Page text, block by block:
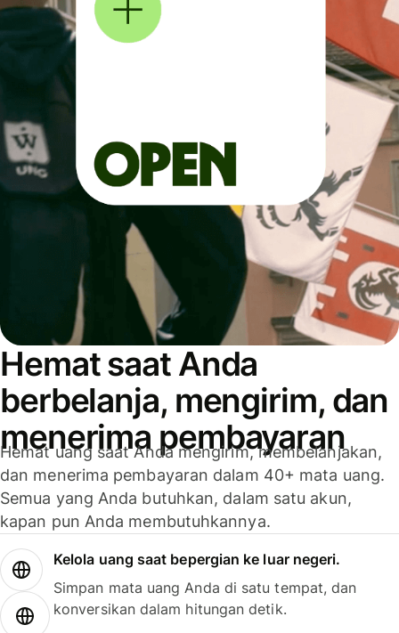
Hemat saat Anda
berbelanja, mengirim, dan
menerima pembayaran
Hemat uang saat Anda mengirim, membelanjakan,
dan menerima pembayaran dalam 40+ mata uang.
Semua yang Anda butuhkan, dalam satu akun,
kapan pun Anda membutuhkannya.
Kelola uang saat bepergian ke luar negeri.
Simpan mata uang Anda di satu tempat, dan
konversikan dalam hitungan detik.